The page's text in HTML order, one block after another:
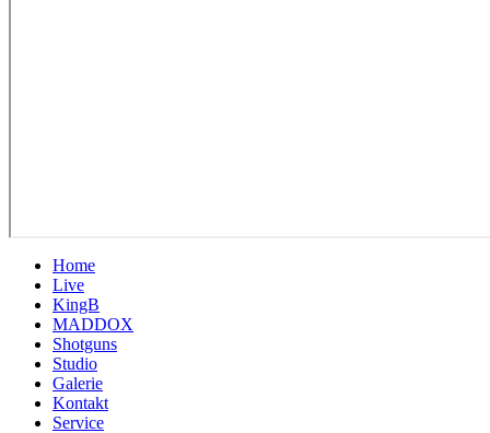
Home
Live
KingB
MADDOX
Shotguns
Studio
Galerie
Kontakt
Service